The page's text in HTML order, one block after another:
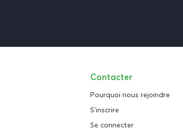
Contacter
Pourquoi nous rejoindre
S'inscrire
Se connecter